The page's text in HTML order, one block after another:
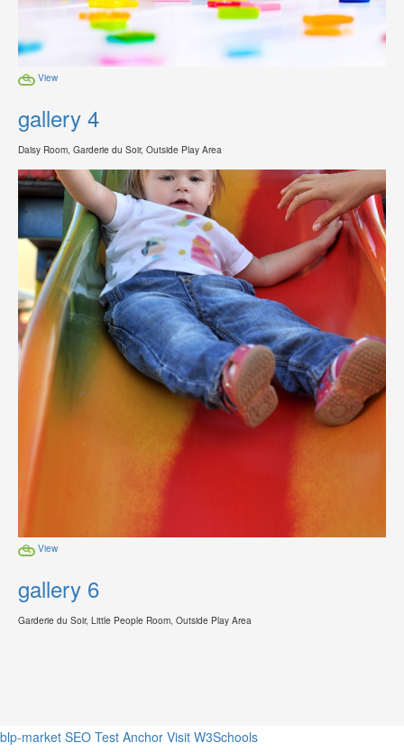
View
gallery 4
Daisy Room, Garderie du Soir, Outside Play Area
View
gallery 6
Garderie du Soir, Little People Room, Outside Play Area
blp-market SEO Test Anchor Visit W3Schools